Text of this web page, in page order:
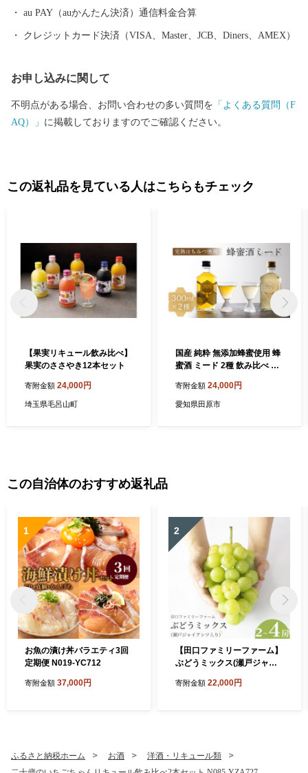
の「秋の風物詩」です。 他にも、多くのグルメや清流から生まれ
る日本酒、ビール、焼酎の三蔵の逸品も自慢です。 寄附を通じて
けると幸いです。
au PAY（auかんたん決済）通信料金合算
クレジットカード決済（VISA、Master、JCB、Diners、AMEX）
お申し込みに関して
不明点がある場合、お問い合わせの多い質問を 「よくある質問（F
AQ）」 に掲載しておりますのでご確認ください。
この返礼品を見ている人はこちらもチェック
【果実リキュール飲み比べ】
果実のささやき12本セット
寄附金額 24,000円
埼玉県毛呂山町
国産 純粋 無添加蜂蜜使用 蜂
蜜酒 ミード 2種 飲み比べ セ
寄附金額 24,000円
愛知県田原市
この自治体のおすすめ返礼品
1
お魚の漬け丼バラエティ3回
定期便 N019-YC712
寄附金額 37,000円
2
【田口ファミリーファーム】
ぶどうミックス(瀬戸ジャイ
～2kg)(2026年7月発送開始)
寄附金額 22,000円
ふるさと納税ホーム お酒
洋酒・リキュール類